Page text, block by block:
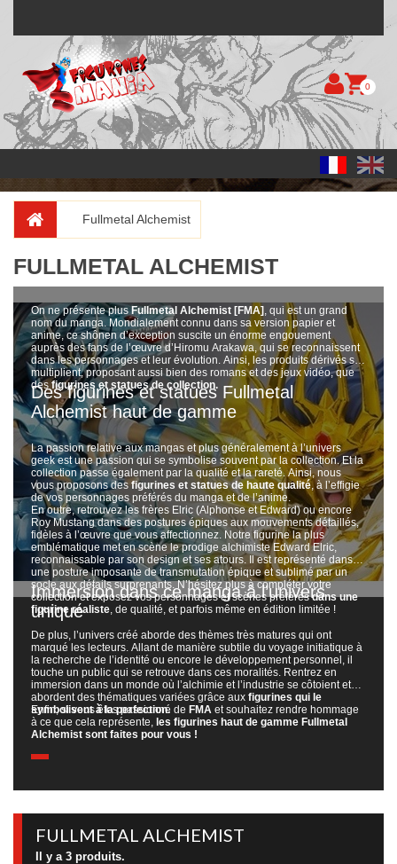
0
Fullmetal Alchemist
FULLMETAL ALCHEMIST
On ne présente plusFullmetal Alchemist [FMA] , qui est un grand
nom du manga. Mondialement connu dans sa version papier et
anime, ce shônen d’exception suscite un énorme engouement
auprès des fans de l’œuvre d’Hiromu Arakawa, qui se reconnaissent
dans les personnages et leur évolution. Ainsi, les produits dérivés se
multiplient, proposant aussi bien des romans et des jeux vidéo, que
des figurines et statues de collection.
Des figurines et statues Fullmetal
Alchemist haut de gamme
La passion relative aux mangas et plus généralement à l’univers
geek est une passion qui se symbolise souvent par la collection. Et la
collection passe également par la qualité et la rareté. Ainsi, nous
vous proposons desfigurines et statues de haute qualité, à l’effigie
de vos personnages préférés du manga et de l’anime.
En outre, retrouvez les frères Elric (Alphonse et Edward) ou encore
Roy Mustang dans des postures épiques aux mouvements détaillés,
fidèles à l’œuvre que vous affectionnez. Notre figurine la plus
emblématique met en scène le prodige alchimiste Edward Elric,
reconnaissable par son design et ses atours. Il est représenté dans
une posture imposante de transmutation épique et sublimé par un
socle aux détails surprenants. N’hésitez plus à compléter votre
collection et exposez vos personnages et scènes préférésdans une
figurine réaliste, de qualité, et parfois même en édition limitée !
Immersion dans ce manga à l’univers
unique
De plus, l’univers créé aborde des thèmes très matures qui ont
marqué les lecteurs. Allant de manière subtile du voyage initiatique à
la recherche de l’identité ou encore le développement personnel, il
touche un public qui se retrouve dans ces moralités. Rentrez en
immersion dans un monde où l’alchimie et l’industrie se côtoient et
abordent des thématiques variées grâce aux figurines qui le
symbolisent à la perfection.
Enfin, si vous êtes passionné de FMA et souhaitez rendre hommage
à ce que cela représente, les figurines haut de gamme Fullmetal
Alchemist sont faites pour vous !
FULLMETAL ALCHEMIST
Il y a 3 produits.